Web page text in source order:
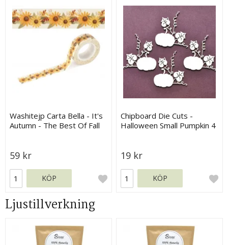
Washitejp Carta Bella - It's
Autumn - The Best Of Fall
59 kr
KÖP
Chipboard Die Cuts -
Halloween Small Pumpkin 4
19 kr
KÖP
Ljustillverkning